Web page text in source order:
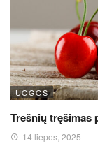
UOGOS
Trešnių tręšimas
14 liepos, 2025